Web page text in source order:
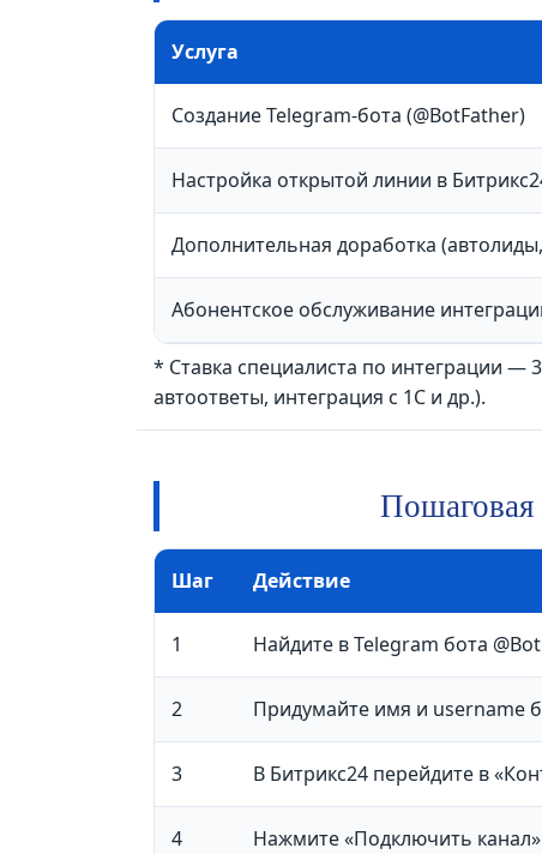
Услуга
Создание Telegram-бота (@BotFather)
Настройка открытой линии в
Дополнительная доработка
Абонентское обслуживание
* Ставка специалиста по интеграции —
автоответы, интеграция с 1С и др.).
Пошаговая
Шаг Действие
1 Найдите в Telegram бота
2 Придумайте имя и username
3 В Битрикс24 перейдите в
4 Нажмите «Подключить